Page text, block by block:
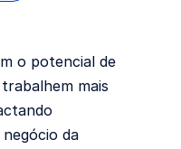
o potencial de
mais
da